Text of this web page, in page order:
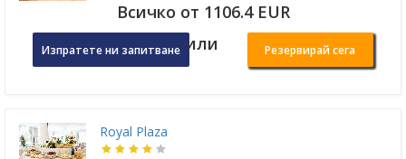
Всичко от 1106.4 EUR
Изпратете ни запитване или Резервирай сега
Royal Plaza